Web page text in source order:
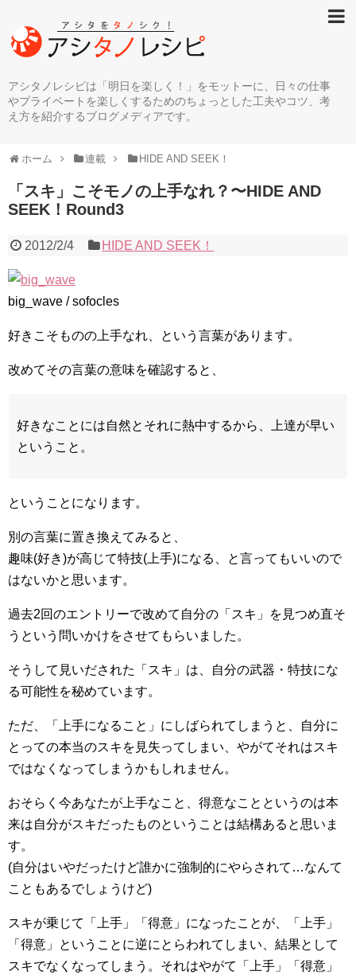
アシタノレシピは「明日を楽しく！」をモットーに、日々の仕事
やプライベートを楽しくするためのちょっとした工夫やコツ、考
え方を紹介するブログメディアです。
ホーム 連載 HIDE AND SEEK！
「スキ」こそモノの上手なれ？〜HIDE AND
SEEK！Round3
2012/2/4 HIDE AND SEEK！
big_wave / sofocles
好きこそものの上手なれ、という言葉があります。
改めてその言葉の意味を確認すると、
好きなことには自然とそれに熱中するから、上達が早い
ということ。
ということになります。
別の言葉に置き換えてみると、
趣味(好き)が高じて特技(上手)になる、と言ってもいいので
はないかと思います。
過去2回のエントリーで改めて自分の「スキ」を見つめ直そ
うという問いかけをさせてもらいました。
そうして見いだされた「スキ」は、自分の武器・特技にな
る可能性を秘めています。
ただ、「上手になること」にしばられてしまうと、自分に
とっての本当のスキを見失ってしまい、やがてそれはスキ
ではなくなってしまうかもしれません。
おそらく今あなたが上手なこと、得意なことというのは本
来は自分がスキだったものということは結構あると思いま
す。
(自分はいやだったけど誰かに強制的にやらされて…なんて
こともあるでしょうけど)
スキが乗じて「上手」「得意」になったことが、「上手」
「得意」ということに逆にとらわれてしまい、結果として
スキでなくなってしまう。それはやがて「上手」「得意」